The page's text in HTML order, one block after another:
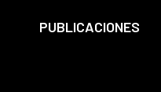
PUBLICACIONES